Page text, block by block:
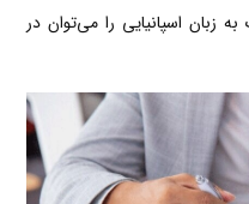
زبان اسپانیایی را می‌توان در